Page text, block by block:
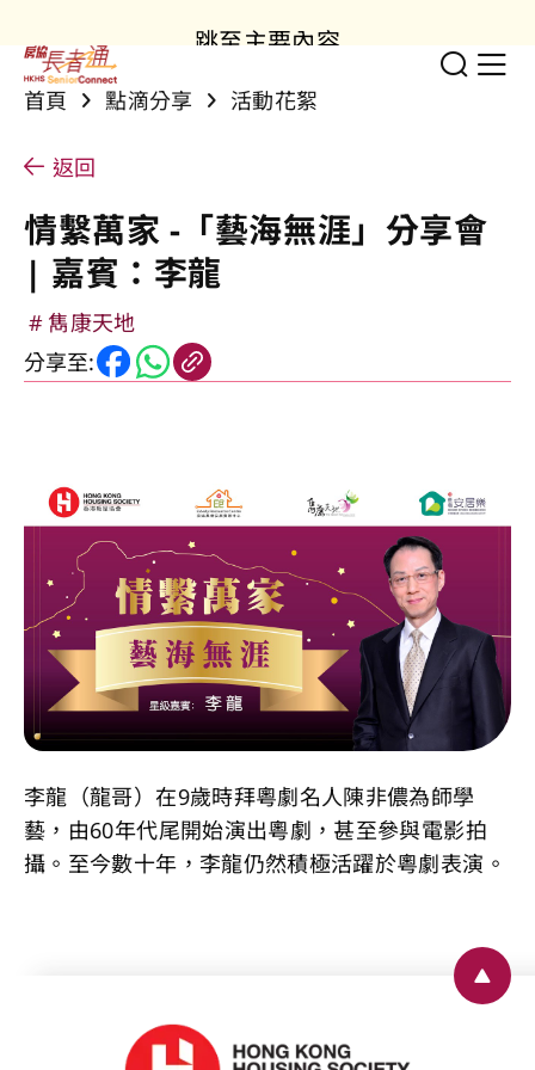
跳至主要內容
切換
顯
首頁 點滴分享 活動花絮
返回
情繫萬家 -「藝海無涯」分享會
| 嘉賓：李龍
雋康天地
分享至:
李龍（龍哥）在9歲時拜粵劇名人陳非儂為師學
藝，由60年代尾開始演出粵劇，甚至參與電影拍
攝。至今數十年，李龍仍然積極活躍於粵劇表演。